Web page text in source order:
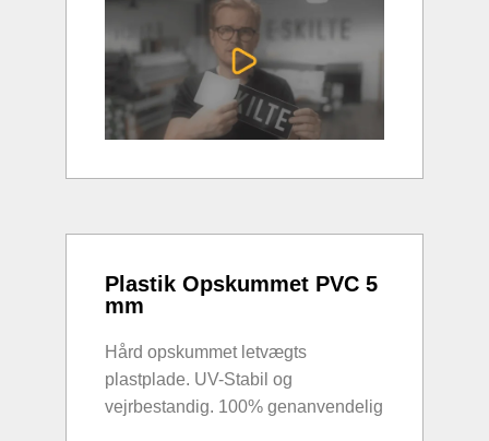
Plastik Opskummet PVC 5
mm
Hård opskummet letvægts
plastplade. UV-Stabil og
vejrbestandig. 100% genanvendelig